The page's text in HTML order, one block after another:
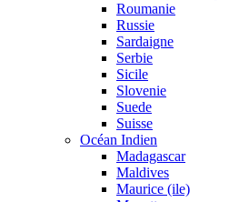
Roumanie
Russie
Sardaigne
Serbie
Sicile
Slovenie
Suede
Suisse
Océan Indien
Madagascar
Maldives
Maurice (ile)